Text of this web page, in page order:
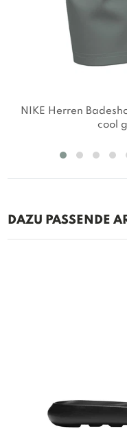
NIKE Herren
cool
DAZU PASSENDE